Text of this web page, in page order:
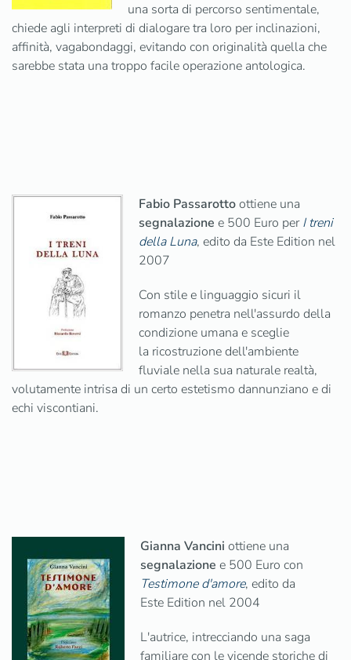
una sorta di percorso sentimentale,
chiede agli interpreti di dialogare tra loro per inclinazioni,
affinità, vagabondaggi, evitando con originalità quella che
sarebbe stata una troppo facile operazione antologica.
Fabio Passarottoottiene una
segnalazione e 500 Euro perI treni
della Luna, edito da Este Edition nel
2007
Con stile e linguaggio sicuri il
romanzo penetra nell'assurdo della
condizione umana e sceglie
la ricostruzione dell'ambiente
fluviale nella sua naturale realtà,
volutamente intrisa di un certo estetismo dannunziano e di
echi viscontiani.
Gianna Vancini ottiene una
segnalazione e 500 Euro con
Testimone d'amore, edito da
Este Edition nel 2004
L'autrice, intrecciando una saga
familiare con le vicende storiche di